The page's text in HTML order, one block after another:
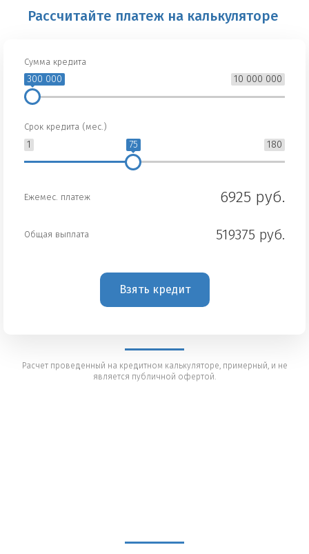
Рассчитайте платеж на калькуляторе
Сумма кредита
10 000 000
300 000
Срок кредита (мес.)
1 180
75
Ежемес. платеж 6925 руб.
Общая выплата 519375 руб.
Взять кредит
Расчет проведенный на кредитном калькуляторе, примерный, и не
является публичной офертой.